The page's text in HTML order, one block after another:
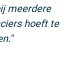
meerdere
hoeft te